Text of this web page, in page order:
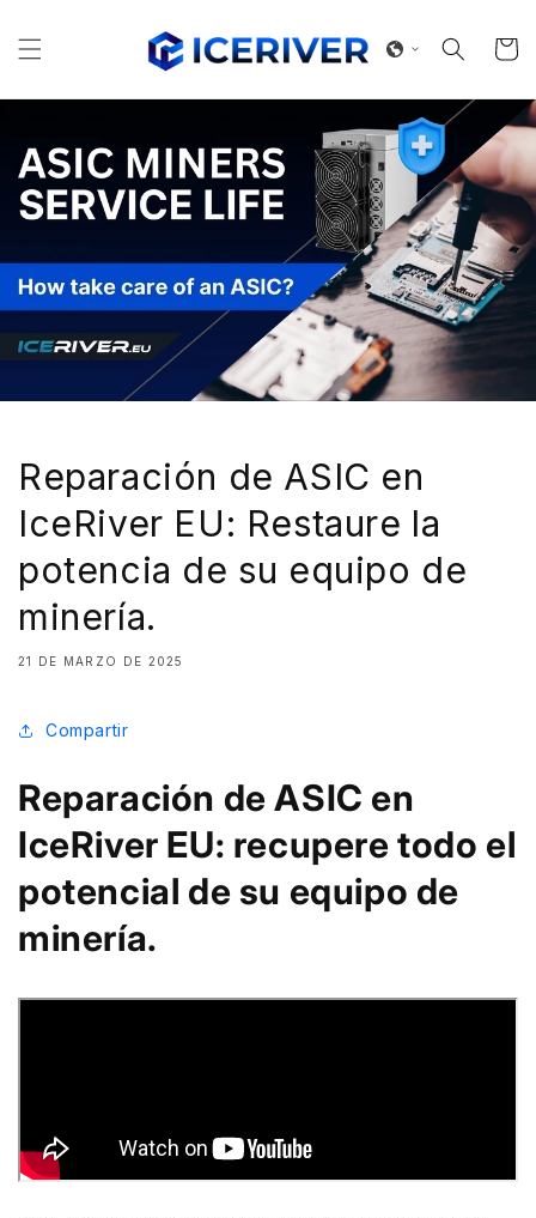
al contenido
Carrito
Reparación de ASIC en
IceRiver EU: Restaure la
potencia de su equipo de
minería.
21 DE MARZO DE 2025
Compartir
Reparación de ASIC en
IceRiver EU: recupere todo el
potencial de su equipo de
minería.